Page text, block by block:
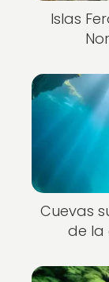
Islas
Cuevas
de la